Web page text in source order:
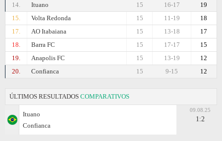
14.
Ituano 19
16-17
15
15.
Volta Redonda 18
11-19
15
17.
AO Itabaiana 17
13-18
15
18.
Barra FC 15
17-17
15
19.
Anapolis FC 12
13-19
15
20.
Confianca 12
9-15
15
ÚLTIMOS RESULTADOS COMPARATIVOS
Ituano
Confianca
09.08.25
1:2